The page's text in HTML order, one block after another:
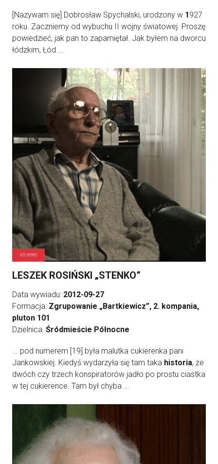
[Nazywam się] Dobrosław Spychalski, urodzony w 1927
roku. Zaczniemy od wybuchu II wojny światowej. Proszę
powiedzieć, jak pan to zapamiętał. Jak byłem na dworcu
łódzkim, Łód ...
strzelec
LESZEK ROSIŃSKI „STENKO”
Data wywiadu: 2012-09-27
Formacja: Zgrupowanie „Bartkiewicz”, 2. kompania,
pluton 101
Dzielnica: Śródmieście Północne
... pod numerem [19] była malutka cukierenka pani
Jankowskiej. Kiedyś wydarzyła się tam taka historia, że
dwóch czy trzech konspiratorów jadło po prostu ciastka
w tej cukierence. Tam był chyba ...